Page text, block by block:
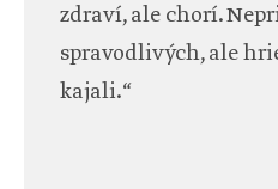
zdraví, ale chorí.
spravodlivých, ale
kajali.“